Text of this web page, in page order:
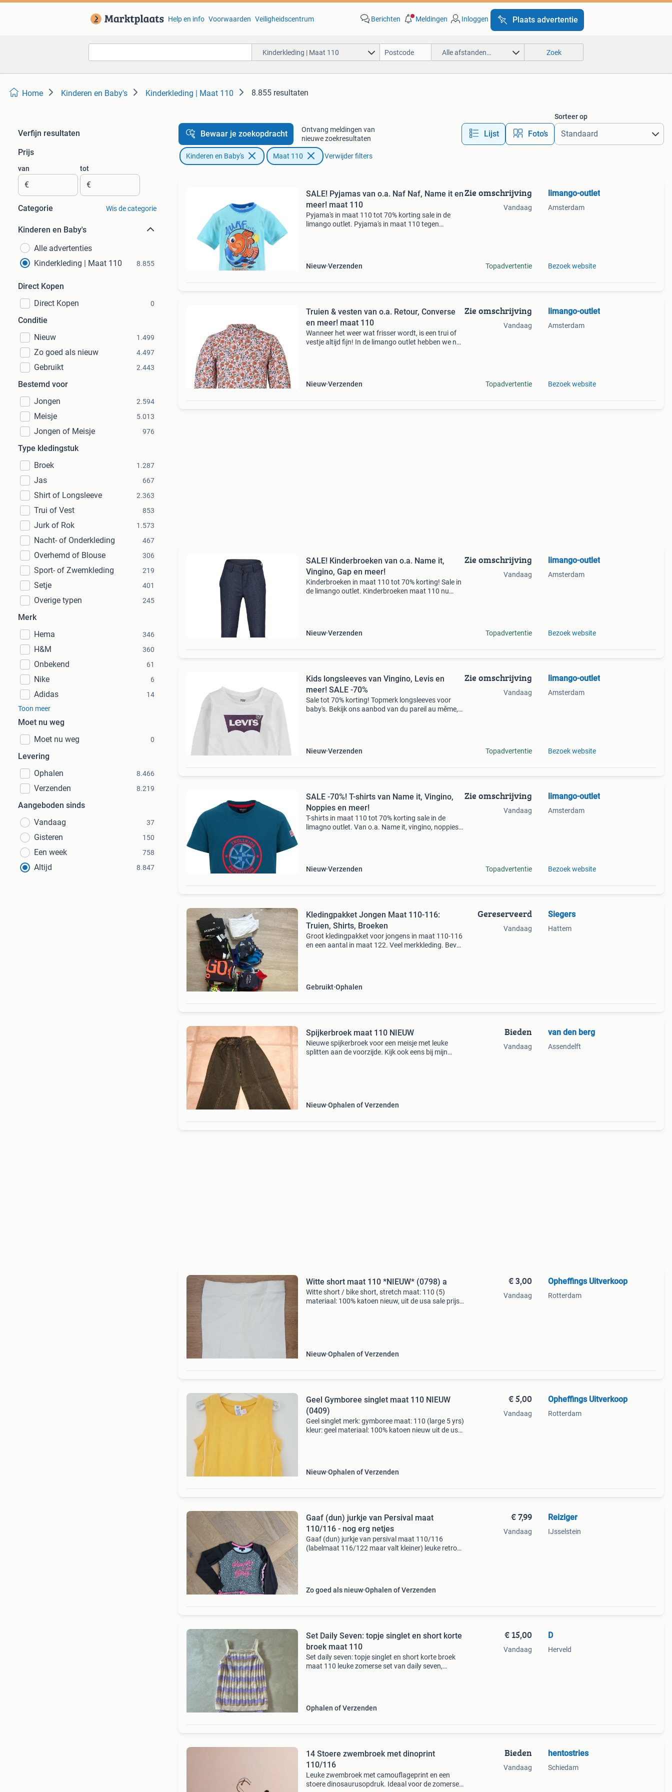
Help en info Voorwaarden Veiligheidscentrum Berichten Meldingen Inloggen Plaats advertentie
Kinderkleding | Maat 110 Alle afstanden… Zoek
Home Kinderen en Baby's Kinderkleding | Maat 110 8.855 resultaten
Verfijn resultaten
Prijs
van
€
tot
€
Categorie Wis de categorie
Kinderen en Baby's
Alle advertenties
Kinderkleding | Maat 110
8.855
Direct Kopen
Direct Kopen
0
Conditie
Nieuw
1.499
Zo goed als nieuw 4.497
Gebruikt 2.443
Bestemd voor
Jongen
2.594
Meisje 5.013
Jongen of Meisje 976
Type kledingstuk
Broek
1.287
Jas 667
Shirt of Longsleeve 2.363
Trui of Vest 853
Jurk of Rok 1.573
Nacht- of Onderkleding 467
Overhemd of Blouse 306
Sport- of Zwemkleding 219
Setje 401
Overige typen 245
Merk
Hema
346
H&M 360
Onbekend 61
Nike 6
Adidas
14
Toon meer
Moet nu weg
Moet nu weg
0
Levering
Ophalen
8.466
Verzenden 8.219
Aangeboden sinds
Vandaag
37
Gisteren 150
Een week 758
Altijd 8.847
Bewaar je zoekopdracht
Ontvang meldingen van
nieuwe zoekresultaten
Lijst Foto’s
Sorteer op
Kinderen en Baby's Maat 110 Verwijder filters
SALE! Pyjamas van o.a. Naf Naf, Name it en
meer! maat 110
Pyjama's in maat 110 tot 70% korting sale in de
limango outlet. Pyjama's in maat 110 tegen
Nieuw Verzenden
Zie omschrijving
Vandaag
Topadvertentie
limango-outlet
Amsterdam
Bezoek website
Truien & vesten van o.a. Retour, Converse
en meer! maat 110
Wanneer het weer wat frisser wordt, is een trui of
vestje altijd fijn! In de limango outlet hebben we nu
Nieuw Verzenden
Zie omschrijving
Vandaag
Topadvertentie
limango-outlet
Amsterdam
Bezoek website
SALE! Kinderbroeken van o.a. Name it,
Vingino, Gap en meer!
Kinderbroeken in maat 110 tot 70% korting! Sale in
de limango outlet. Kinderbroeken maat 110 nu
Nieuw Verzenden
Zie omschrijving
Vandaag
Topadvertentie
limango-outlet
Amsterdam
Bezoek website
Kids longsleeves van Vingino, Levis en
meer! SALE -70%
Sale tot 70% korting! Topmerk longsleeves voor
baby's. Bekijk ons aanbod van du pareil au même,
Nieuw Verzenden
Zie omschrijving
Vandaag
Topadvertentie
limango-outlet
Amsterdam
Bezoek website
SALE -70%! T-shirts van Name it, Vingino,
Noppies en meer!
T-shirts in maat 110 tot 70% korting sale in de
limagno outlet. Van o.a. Name it, vingino, noppies
Nieuw Verzenden
Zie omschrijving
Vandaag
Topadvertentie
limango-outlet
Amsterdam
Bezoek website
Kledingpakket Jongen Maat 110-116:
Truien, Shirts, Broeken
Groot kledingpakket voor jongens in maat 110-116
en een aantal in maat 122. Veel merkkleding. Bevat
Gebruikt Ophalen
Gereserveerd
Vandaag
Siegers
Hattem
Spijkerbroek maat 110 NIEUW
Nieuwe spijkerbroek voor een meisje met leuke
splitten aan de voorzijde. Kijk ook eens bij mijn
Nieuw Ophalen of Verzenden
Bieden
Vandaag
van den berg
Assendelft
Witte short maat 110 *NIEUW* (0798) a
Witte short / bike short, stretch maat: 110 (5)
materiaal: 100% katoen nieuw, uit de usa sale prijs:
Nieuw Ophalen of Verzenden
€ 3,00
Vandaag
Opheffings Uitverkoop
Rotterdam
Geel Gymboree singlet maat 110 NIEUW
(0409)
Geel singlet merk: gymboree maat: 110 (large 5 yrs)
kleur: geel materiaal: 100% katoen nieuw uit de usa
Nieuw Ophalen of Verzenden
€ 5,00
Vandaag
Opheffings Uitverkoop
Rotterdam
Gaaf (dun) jurkje van Persival maat
110/116 - nog erg netjes
Gaaf (dun) jurkje van persival maat 110/116
(labelmaat 116/122 maar valt kleiner) leuke retro
Zo goed als nieuw Ophalen of Verzenden
€ 7,99
Vandaag
Reiziger
IJsselstein
Set Daily Seven: topje singlet en short korte
broek maat 110
Set daily seven: topje singlet en short korte broek
maat 110 leuke zomerse set van daily seven,
Ophalen of Verzenden
€ 15,00
Vandaag
D
Herveld
14 Stoere zwembroek met dinoprint
110/116
Leuke zwembroek met camouflageprint en een
stoere dinosaurusopdruk. Ideaal voor de zomerse
Bieden
Vandaag
hentostries
Schiedam